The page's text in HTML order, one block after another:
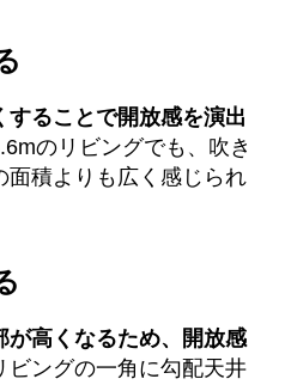
することで開放感を演出
のリビングでも、吹き
面積よりも広く感じられ
が高くなるため、開放感
ビングの一角に勾配天井